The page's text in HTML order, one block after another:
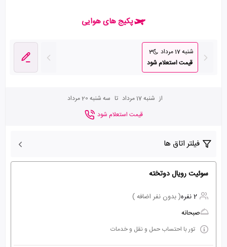
پکیج های هوایی
شنبه 17 مرداد
3
قیمت استعلام شود
از شنبه 17 مرداد تا سه شنبه 20 مرداد
قیمت استعلام شود
فیلتر اتاق ها
سوئیت رویال دوتخته
2 نفره
( بدون نفر اضافه )
صبحانه
تور با احتساب حمل و نقل و خدمات